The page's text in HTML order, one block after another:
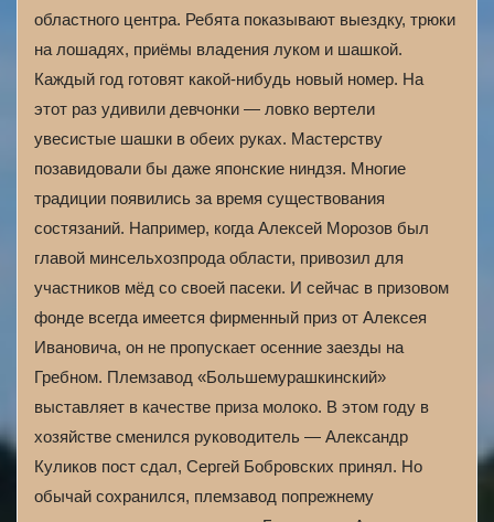
областного центра. Ребята показывают выездку, трюки
на лошадях, приёмы владения луком и шашкой.
Каждый год готовят какой-нибудь новый номер. На
этот раз удивили девчонки — ловко вертели
увесистые шашки в обеих руках. Мастерству
позавидовали бы даже японские ниндзя. Многие
традиции появились за время существования
состязаний. Например, когда Алексей Морозов был
главой минсельхозпрода области, привозил для
участников мёд со своей пасеки. И сейчас в призовом
фонде всегда имеется фирменный приз от Алексея
Ивановича, он не пропускает осенние заезды на
Гребном. Племзавод «Большемурашкинский»
выставляет в качестве приза молоко. В этом году в
хозяйстве сменился руководитель — Александр
Куликов пост сдал, Сергей Бобровских принял. Но
обычай сохранился, племзавод попрежнему